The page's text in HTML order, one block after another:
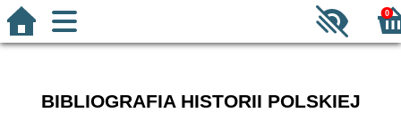
0
BIBLIOGRAFIA HISTORII POLSKIEJ